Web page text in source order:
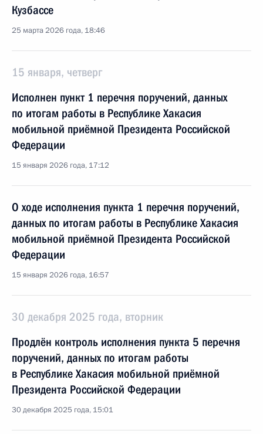
Кузбассе
25 марта 2026 года, 18:46
15 января, четверг
Исполнен пункт 1 перечня поручений, данных
по итогам работы в Республике Хакасия
мобильной приёмной Президента Российской
Федерации
15 января 2026 года, 17:12
О ходе исполнения пункта 1 перечня поручений,
данных по итогам работы в Республике Хакасия
мобильной приёмной Президента Российской
Федерации
15 января 2026 года, 16:57
30 декабря 2025 года, вторник
Продлён контроль исполнения пункта 5 перечня
поручений, данных по итогам работы
в Республике Хакасия мобильной приёмной
Президента Российской Федерации
30 декабря 2025 года, 15:01